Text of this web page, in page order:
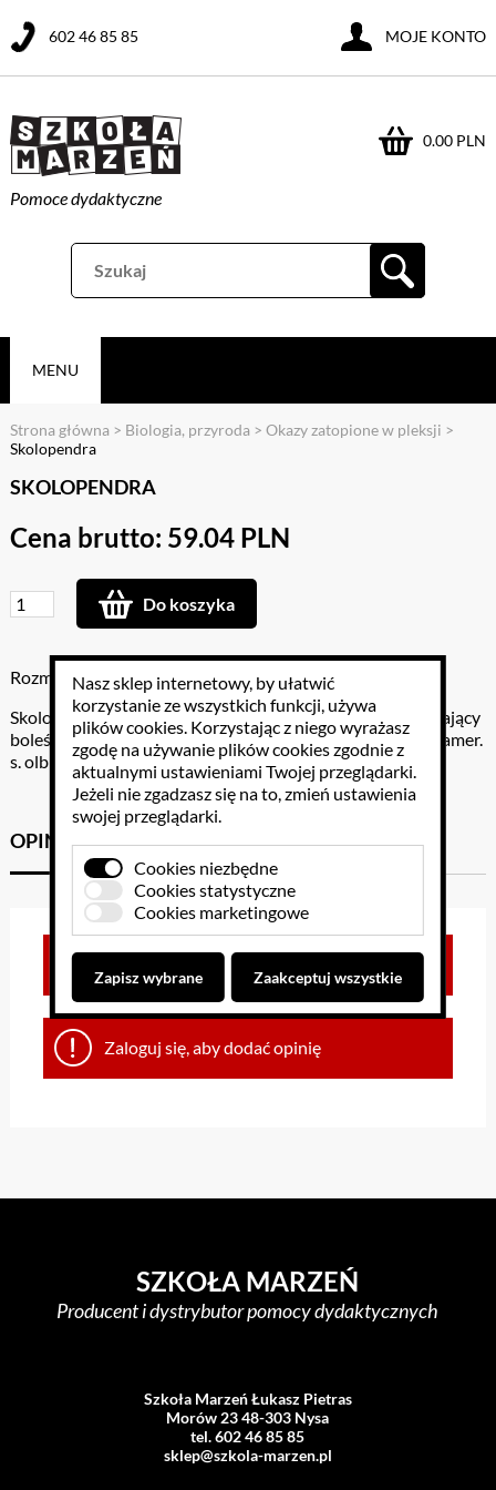
Pomoce dydaktyczne
0.00 PLN
602 46 85 85 MOJE KONTO
MENU
Strona główna > Biologia, przyroda > Okazy zatopione w pleksji >
Skolopendra
SKOLOPENDRA
Cena brutto: 59.04 PLN
Do koszyka
Rozmiar: .
Skolopendra to wielki stawonóg z rzędu pareczników, kąsający
boleśnie (s. śródziemnomorska) a. nawet śmiertelnie (płd.amer.
s. olbrzymia).
OPINIE KLIENTÓW GPSR
Brak opinii dla towaru
Zaloguj się, aby dodać opinię
SZKOŁA MARZEŃ
Producent i dystrybutor pomocy dydaktycznych
Szkoła Marzeń Łukasz Pietras
Morów 23 48-303 Nysa
tel. 602 46 85 85
sklep@szkola-marzen.pl
Nasz sklep internetowy, by ułatwić
korzystanie ze wszystkich funkcji, używa
plików cookies. Korzystając z niego wyrażasz
zgodę na używanie plików cookies zgodnie z
aktualnymi ustawieniami Twojej przeglądarki.
Jeżeli nie zgadzasz się na to, zmień ustawienia
swojej przeglądarki.
Cookies niezbędne
Cookies statystyczne
Cookies marketingowe
Zapisz wybrane Zaakceptuj wszystkie